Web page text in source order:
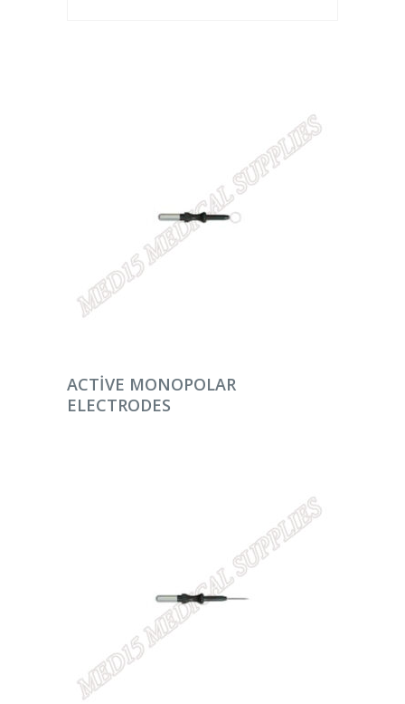
DEVAMINI OKU
ACTIVE MONOPOLAR
ELECTRODES